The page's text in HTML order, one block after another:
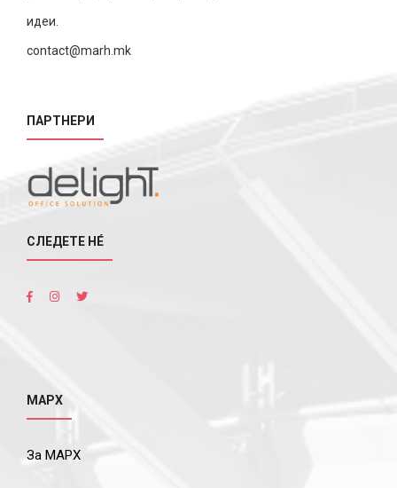
идеи.
contact@marh.mk
ПАРТНЕРИ
СЛЕДЕТЕ НÉ
МАРХ
За МАРХ